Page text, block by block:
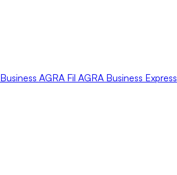
Business AGRA Fil AGRA Business Express